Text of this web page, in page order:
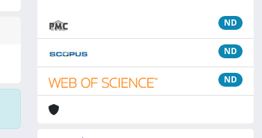
ND
ND
ND